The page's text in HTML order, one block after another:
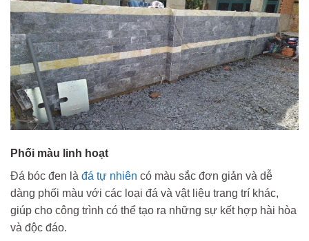
Phối màu linh hoạt
Đá bóc đen là đá tự nhiên có màu sắc đơn giản và dễ
dàng phối màu với các loại đá và vật liệu trang trí khác,
giúp cho công trình có thể tạo ra những sự kết hợp hài hòa
và độc đáo.